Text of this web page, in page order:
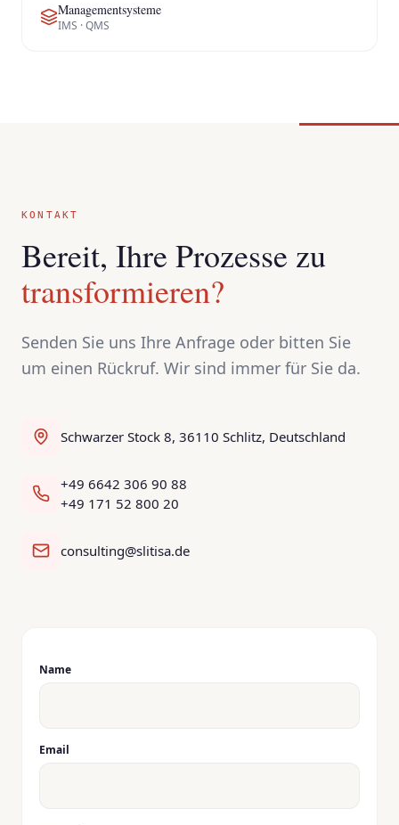
Managementsysteme
IMS · QMS
KONTAKT
Bereit, Ihre Prozesse zu
transformieren?
Senden Sie uns Ihre Anfrage oder bitten Sie
um einen Rückruf. Wir sind immer für Sie da.
Schwarzer Stock 8, 36110 Schlitz, Deutschland
+49 6642 306 90 88
+49 171 52 800 20
consulting@slitisa.de
Name
Email